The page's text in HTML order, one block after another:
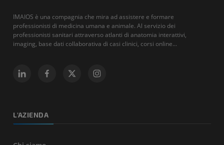
IMAIOS è una compagnia che mira ad assistere e formare
professionisti di medicina umana e animale. Al servizio dei
professionisti sanitari attraverso atlanti di anatomia interattivi,
imaging, base dati collaborativa di casi clinici, corsi online...
L'AZIENDA